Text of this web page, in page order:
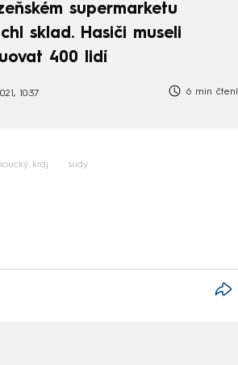
supermarketu
sklad. Hasiči museli
400 lidí
10:37 6 min čtení
kraj sudy